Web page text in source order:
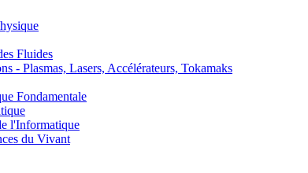
Fluides
Plasmas, Lasers, Accélérateurs, Tokamaks
Fondamentale
l'Informatique
du Vivant